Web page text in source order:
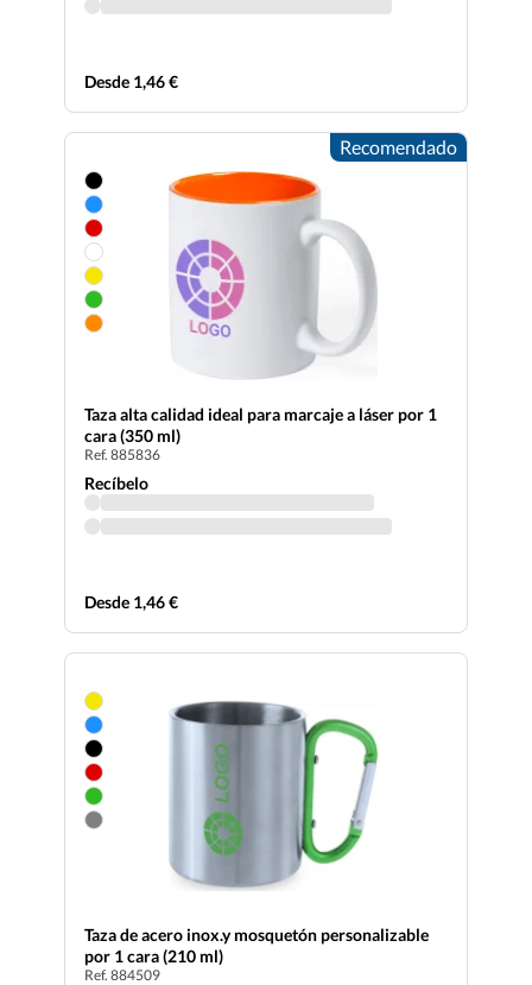
Desde 1,46 €
Recomendado
Taza alta calidad ideal para marcaje a láser por 1
cara (350 ml)
Ref. 885836
Recíbelo
Desde 1,46 €
Taza de acero inox.y mosquetón personalizable
por 1 cara (210 ml)
Ref. 884509